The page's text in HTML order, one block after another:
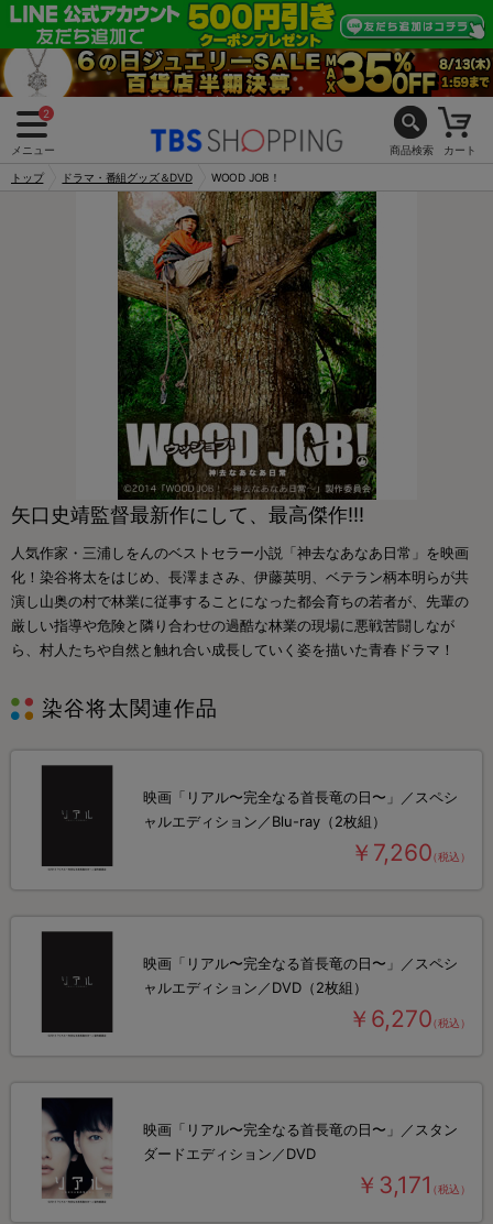
2
メニュー 商品検索 カート
トップ ドラマ・番組グッズ＆DVD WOOD JOB！
矢口史靖監督最新作にして、最高傑作!!!
人気作家­・三浦しをんのベストセラー小説「神去なあなあ日常」を映画
化！染谷将太をはじめ、長澤まさみ、伊藤英明、ベテ­ラン柄本明らが共
演し山奥の村で林業に従事することになった都会育ちの若者が、先輩の
厳しい指導や­危険と隣り合わせの過酷な林業の現場に悪戦苦闘しなが
ら、村人たちや自然と触れ合い成­長していく姿を描いた青春ドラマ！
染谷将太関連作品
映画「リアル〜完全なる首長竜の日〜」／スペシ
ャルエディション／Blu-ray（2枚組）
￥7,260（税込）
映画「リアル〜完全なる首長竜の日〜」／スペシ
ャルエディション／DVD（2枚組）
￥6,270（税込）
映画「リアル〜完全なる首長竜の日〜」／スタン
ダードエディション／DVD
￥3,171 （税込）